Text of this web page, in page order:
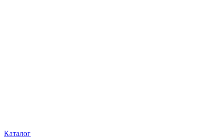
Каталог